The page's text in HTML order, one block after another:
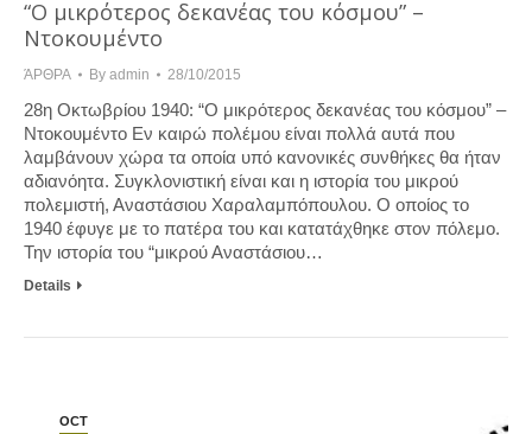
“Ο μικρότερος δεκανέας του κόσμου” –
Ντοκουμέντο
ΆΡΘΡΑ By admin 28/10/2015
28η Οκτωβρίου 1940: “Ο μικρότερος δεκανέας του κόσμου” –
Ντοκουμέντο Εν καιρώ πολέμου είναι πολλά αυτά που
λαμβάνουν χώρα τα οποία υπό κανονικές συνθήκες θα ήταν
αδιανόητα. Συγκλονιστική είναι και η ιστορία του μικρού
πολεμιστή, Αναστάσιου Χαραλαμπόπουλου. Ο οποίος το
1940 έφυγε με το πατέρα του και κατατάχθηκε στον πόλεμο.
Την ιστορία του “μικρού Αναστάσιου…
Details
OCT